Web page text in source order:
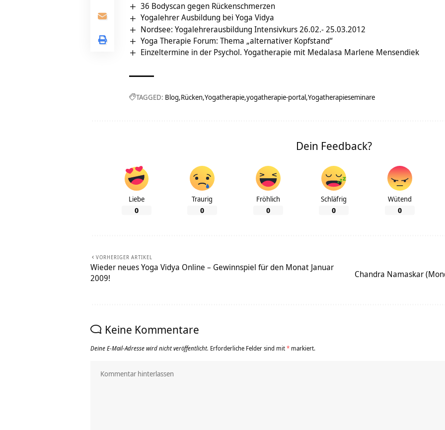
36 Bodyscan gegen Rückenschmerzen
Yogalehrer Ausbildung bei Yoga Vidya
Nordsee: Yogalehrerausbildung Intensivkurs 26.02.- 25.03.2012
Yoga Therapie Forum: Thema „alternativer Kopfstand“
Einzeltermine in der Psychol. Yogatherapie mit Medalasa Marlene Mensendiek
TAGGED: Blog Rücken Yogatherapie yogatherapie-portal Yogatherapieseminare
Dein Feedback?
Liebe
0
Traurig
0
Fröhlich
0
Schläfrig
0
Wütend
0
VORHERIGER ARTIKEL
Wieder neues Yoga Vidya Online – Gewinnspiel für den Monat Januar
2009!
Chandra Namaskar
Keine Kommentare
Deine E-Mail-Adresse wird nicht veröffentlicht. Erforderliche Felder sind mit* markiert.